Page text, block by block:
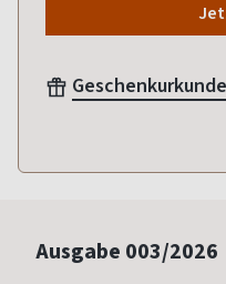
Ausgabe 003/2026